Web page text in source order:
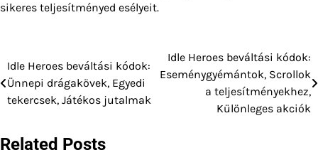
sikeres teljesítményed esélyeit.
Post
navigation
Idle Heroes beváltási kódok:
Ünnepi drágakövek, Egyedi
tekercsek, Játékos jutalmak
Idle Heroes beváltási kódok:
Eseménygyémántok, Scrollok
a teljesítményekhez,
Különleges akciók
Related Posts